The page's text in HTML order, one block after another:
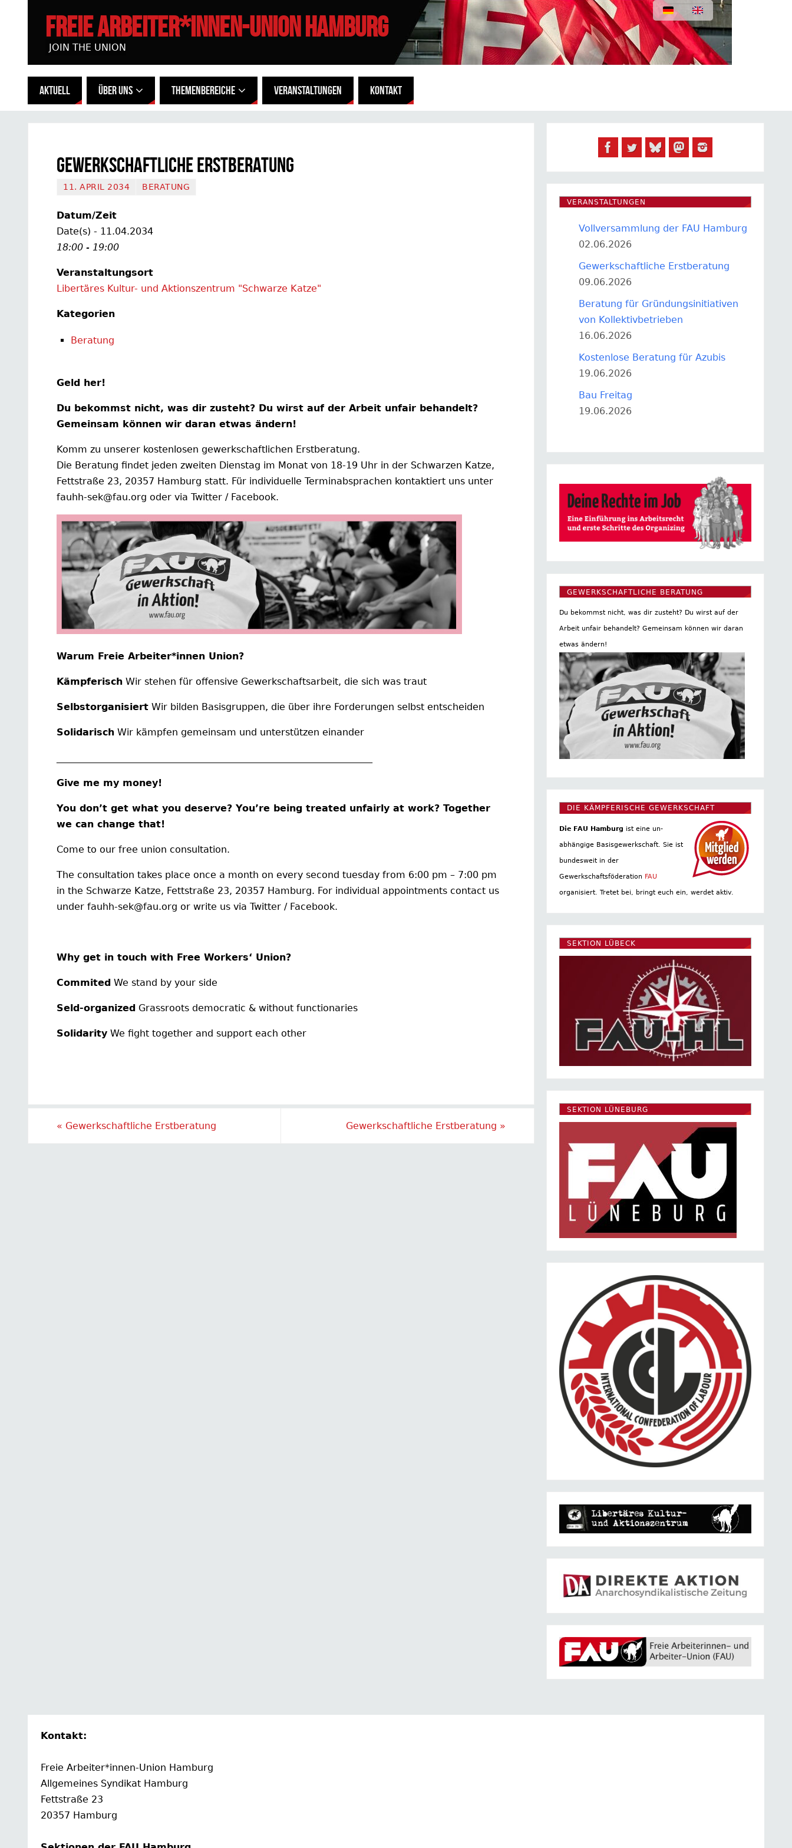
FREIE ARBEITER*INNEN-UNION HAMBURG
JOIN THE UNION
AKTUELL ÜBER UNS THEMENBEREICHE VERANSTALTUNGEN KONTAKT
Gewerkschaftliche Erstberatung
11. APRIL 2034 BERATUNG
Datum/Zeit
Date(s) - 11.04.2034
18:00 - 19:00
Veranstaltungsort
Libertäres Kultur- und Aktionszentrum "Schwarze Katze"
Kategorien
Beratung
Geld her!
Du bekommst nicht, was dir zusteht? Du wirst auf der Arbeit unfair behandelt?
Gemeinsam können wir daran etwas ändern!
Komm zu unserer kostenlosen gewerkschaftlichen Erstberatung.
Die Beratung findet jeden zweiten Dienstag im Monat von 18-19 Uhr in der Schwarzen Katze,
Fettstraße 23, 20357 Hamburg statt. Für individuelle Terminabsprachen kontaktiert uns unter
fauhh-sek@fau.org oder via Twitter / Facebook.
Warum Freie Arbeiter*innen Union?
Kämpferisch Wir stehen für offensive Gewerkschaftsarbeit, die sich was traut
Selbstorganisiert Wir bilden Basisgruppen, die über ihre Forderungen selbst entscheiden
Solidarisch Wir kämpfen gemeinsam und unterstützen einander
Give me my money!
You don’t get what you deserve? You’re being treated unfairly at work? Together
we can change that!
Come to our free union consultation.
The consultation takes place once a month on every second tuesday from 6:00 pm – 7:00 pm
in the Schwarze Katze, Fettstraße 23, 20357 Hamburg. For individual appointments contact us
under fauhh-sek@fau.org or write us via Twitter / Facebook.
Why get in touch with Free Workers‘ Union?
Commited We stand by your side
Seld-organized Grassroots democratic & without functionaries
Solidarity We fight together and support each other
« Gewerkschaftliche Erstberatung Gewerkschaftliche Erstberatung »
VERANSTALTUNGEN
Vollversammlung der FAU Hamburg
02.06.2026
Gewerkschaftliche Erstberatung
09.06.2026
Beratung für Gründungsinitiativen
von Kollektivbetrieben
16.06.2026
Kostenlose Beratung für Azubis
19.06.2026
Bau Freitag
19.06.2026
GEWERKSCHAFTLICHE BERATUNG
Du bekommst nicht, was dir zusteht? Du wirst auf der
Arbeit unfair behandelt? Gemeinsam können wir daran
etwas ändern!
DIE KÄMPFERISCHE GEWERKSCHAFT
Die FAU Hamburg ist eine un­
abhängige Basis­gewerkschaft. Sie ist
bundesweit in der
Gewerkschaftsföderation FAU
organisiert. Tretet bei, bringt euch ein, werdet aktiv.
SEKTION LÜBECK
SEKTION LÜNEBURG
Kontakt:
Freie Arbeiter*innen-Union Hamburg
Allgemeines Syndikat Hamburg
Fettstraße 23
20357 Hamburg